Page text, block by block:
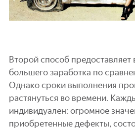
Второй способ предоставляет
большего заработка по
Однако сроки выполнения
растянуться во времени.
индивидуален: огромное
приобретенные дефекты,